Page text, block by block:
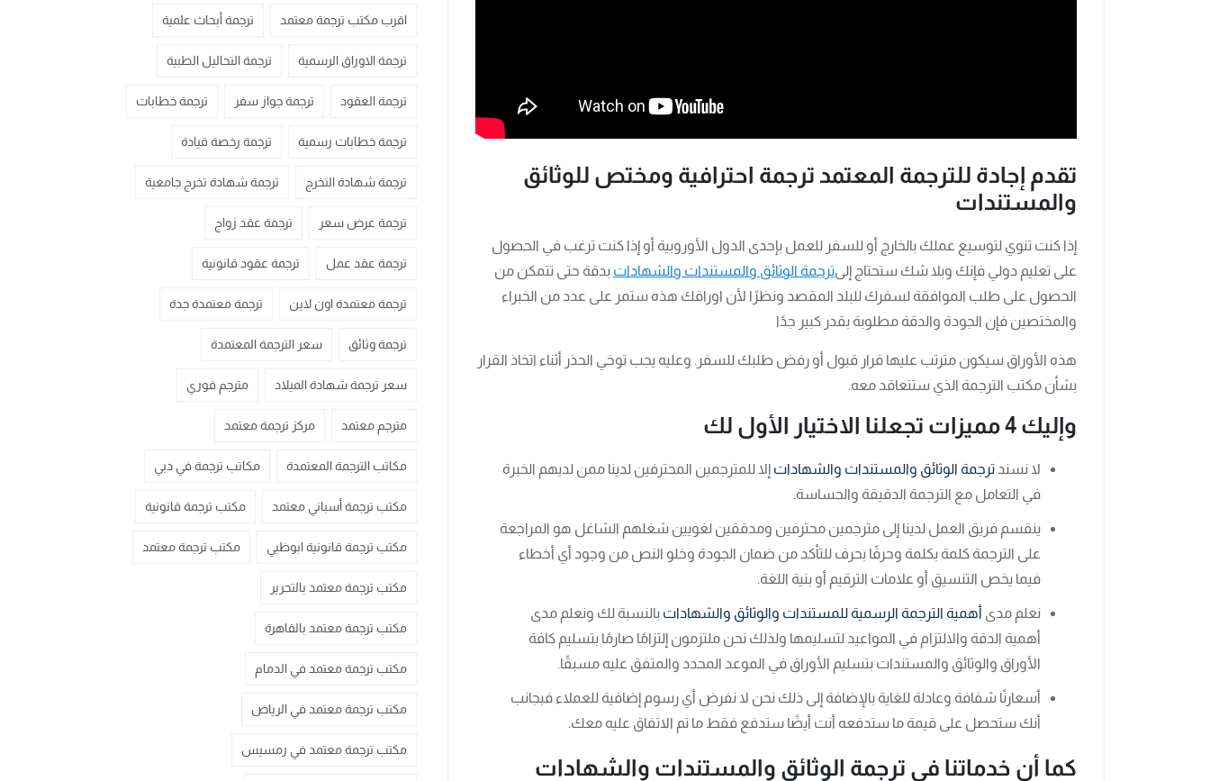
تقدم إجادة للترجمة المعتمد ترجمة احترافية ومختص للوثائق
والمستندات
إذا كنت تنوي لتوسيع عملك بالخارج أو للسفر للعمل بإحدى الدول الأوروبية أو إذا كنت ترغب في الحصول
على تعليم دولي فإنك وبلا شك ستحتاج إلىترجمة الوثائق والمستندات والشهادات بدقة حتى تتمكن من
الحصول على طلب الموافقة لسفرك للبلد المقصد ونظرًا لأن اوراقك هذه ستمر على عدد من الخبراء
والمختصين فإن الجودة والدقة مطلوبة بقدر كبير جدًا
هذه الأوراق سيكون مترتب عليها قرار قبول أو رفض طلبك للسفر. وعليه يجب توخي الحذر أثناء اتخاذ القرار
بشأن مكتب الترجمة الذي ستتعاقد معه.
وإليك 4 مميزات تجعلنا الاختيار الأول لك
لا نسند ترجمة الوثائق والمستندات والشهادات إلا للمترجمين المحترفين لدينا ممن لديهم الخبرة
في التعامل مع الترجمة الدقيقة والحساسة.
ينقسم فريق العمل لدينا إلى مترجمين محترفين ومدققين لغويين شغلهم الشاغل هو المراجعة
على الترجمة كلمة بكلمة وحرفًا بحرف للتأكد من ضمان الجودة وخلو النص من وجود أي أخطاء
فيما يخص التنسيق أو علامات الترقيم أو بنية اللغة.
نعلم مدى أهمية الترجمة الرسمية للمستندات والوثائق والشهادات بالنسبة لك ونعلم مدى
أهمية الدقة والالتزام في المواعيد لتسليمها ولذلك نحن ملتزمون إلتزامًا صارمًا بتسليم كافة
الأوراق والوثائق والمستندات بتسليم الأوراق في الموعد المحدد والمتفق عليه مسبقًا.
أسعارنًا شفافة وعادلة للغاية بالإضافة إلى ذلك نحن لا نفرض أي رسوم إضافية للعملاء فبجانب
أنك ستحصل على قيمة ما ستدفعه أنت أيضًا ستدفع فقط ما تم الاتفاق عليه معك.
كما أن خدماتنا في ترجمة الوثائق والمستندات والشهادات
اقرب مكتب ترجمة معتمد ترجمة أبحاث علمية
ترجمة الاوراق الرسمية ترجمة التحاليل الطبية
ترجمة العقود ترجمة جواز سفر ترجمة خطابات
ترجمة خطابات رسمية ترجمة رخصة قيادة
ترجمة شهادة التخرج ترجمة شهادة تخرج جامعية
ترجمة عرض سعر ترجمة عقد زواج
ترجمة عقد عمل ترجمة عقود قانونية
ترجمة معتمدة اون لاين ترجمة معتمدة جدة
ترجمة وثائق سعر الترجمة المعتمدة
سعر ترجمة شهادة الميلاد مترجم فوري
مترجم معتمد مركز ترجمة معتمد
مكاتب الترجمة المعتمدة مكاتب ترجمة في دبي
مكتب ترجمة أسباني معتمد مكتب ترجمة قانونية
مكتب ترجمة قانونية ابوظبي مكتب ترجمة معتمد
مكتب ترجمة معتمد بالتحرير
مكتب ترجمة معتمد بالقاهرة
مكتب ترجمة معتمد في الدمام
مكتب ترجمة معتمد في الرياض
مكتب ترجمة معتمد في رمسيس